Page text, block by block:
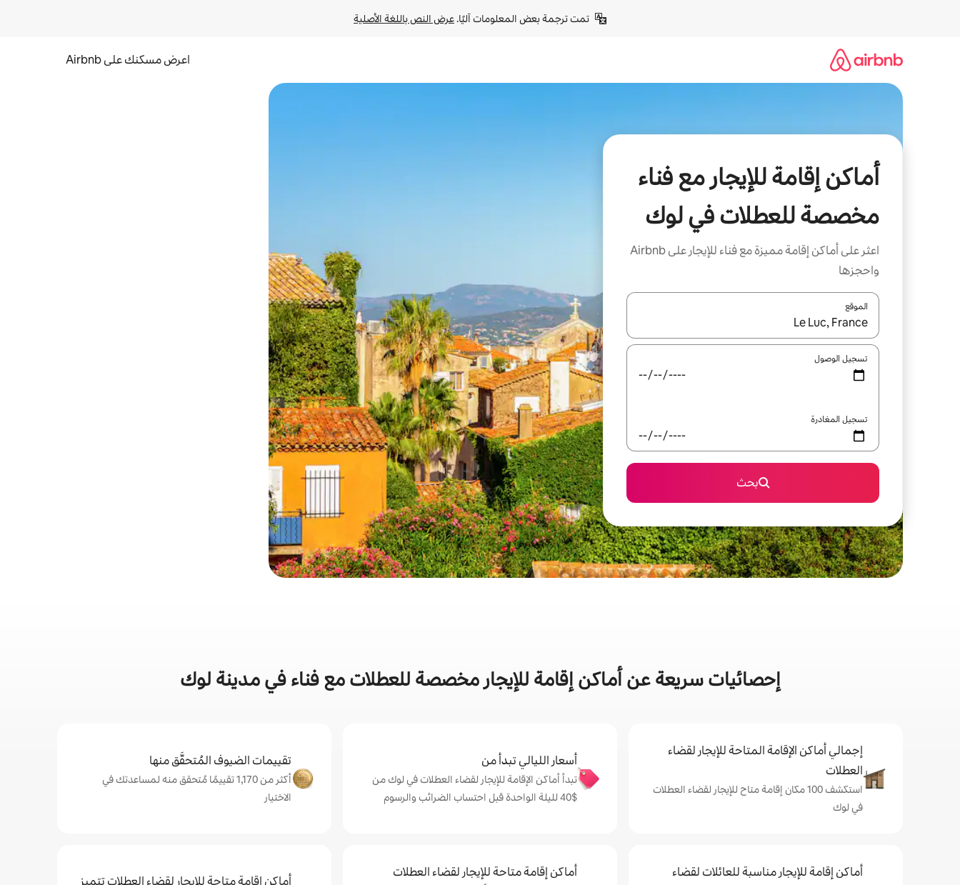
تمت ترجمة بعض المعلومات آليًا. عرض النص باللغة الأصلية
اعرض مسكنك على Airbnb
أماكن إقامة للإيجار مع فناء
مخصصة للعطلات في لوك
اعثر على أماكن إقامة مميزة مع فناء للإيجار على Airbnb
واحجزها
الموقع
عند توفر النتائج، انتقل باستخدام السهمين لأعلى ولأسفل أو استكشف عن طريق اللمس أو السحب.
تسجيل الوصول
تسجيل المغادرة
بحث
إحصائيات سريعة عن أماكن إقامة للإيجار مخصصة للعطلات مع فناء في مدينة لوك
إجمالي أماكن الإقامة المتاحة للإيجار لقضاء
العطلات
استكشف 100 مكان إقامة متاح للإيجار لقضاء العطلات
في لوك
أسعار الليالي تبدأ من
تبدأ أماكن الإقامة للإيجار لقضاء العطلات في لوك من
$‏40 لليلة الواحدة قبل احتساب الضرائب والرسوم
تقييمات الضيوف المُتحقَّق منها
أكثر من 1,170 تقييمًا مُتحقق منه لمساعدتك في
الاختيار
أماكن إقامة للإيجار مناسبة للعائلات لقضاء
أماكن إقامة متاحة للإيجار لقضاء العطلات
أماكن إقامة متاحة للإيجار لقضاء العطلات تتميز